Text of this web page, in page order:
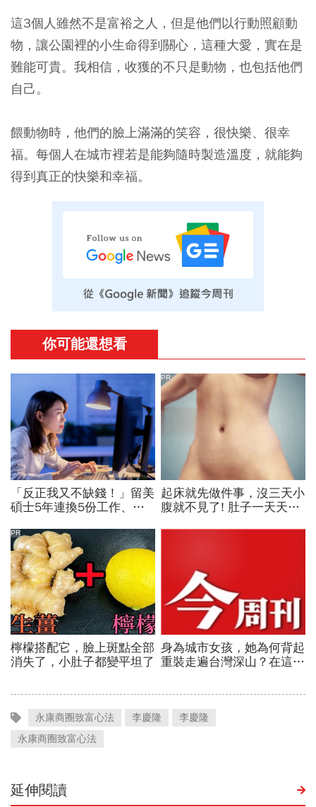
這3個人雖然不是富裕之人，但是他們以行動照顧動
物，讓公園裡的小生命得到關心，這種大愛，實在是
難能可貴。我相信，收獲的不只是動物，也包括他們
自己。
餵動物時，他們的臉上滿滿的笑容，很快樂、很幸
福。每個人在城市裡若是能夠隨時製造溫度，就能夠
得到真正的快樂和幸福。
永康商圈致富心法 李慶隆
李慶隆
永康商圈致富心法
延伸閱讀